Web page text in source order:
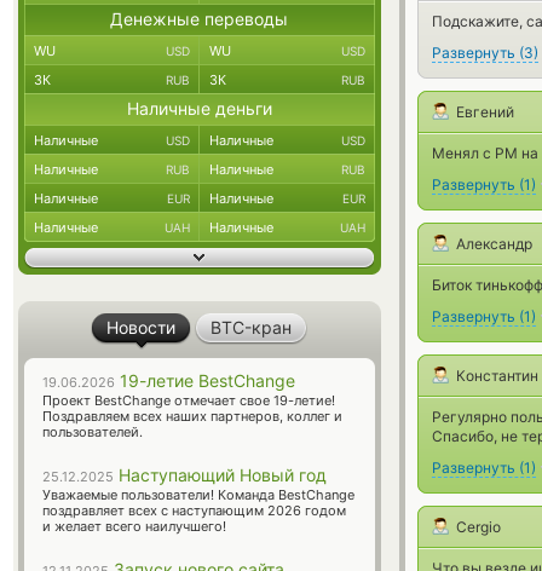
Подскажите,
Развернуть (3)
Евгений
Менял с РМ на
Развернуть (1)
Александр
Биток
Развернуть (1)
Константин
Регулярно
Спасибо, не
Развернуть (1)
Cergio
Денежные переводы
WU USD WU USD
ЗК RUB ЗК RUB
Наличные деньги
Наличные USD Наличные USD
Наличные RUB Наличные RUB
Наличные EUR Наличные EUR
Наличные UAH Наличные UAH
Новости BTC-кран
19.06.2026 19-летие BestChange
Проект BestChange отмечает свое 19-летие!
Поздравляем всех наших партнеров, коллег и
пользователей.
25.12.2025 Наступающий Новый год
Уважаемые пользователи! Команда BestChange
поздравляет всех с наступающим 2026 годом
и желает всего наилучшего!